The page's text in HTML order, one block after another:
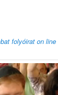
folyóirat on